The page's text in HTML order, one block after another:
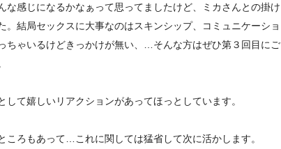
な感じになるかなぁって思ってましたけど、
ミカさんとの掛け
。結局セックスに大事なのはスキンシップ、
コミュニケーショ
ちゃいるけどきっかけが無い、… そんな方はぜひ第３回目にご
して嬉しいリアクションがあってほっと しています。
ころもあって… これに関しては猛省して次に活かします。